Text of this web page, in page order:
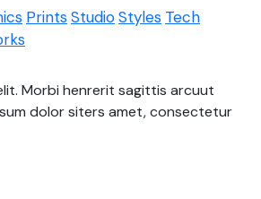
PrintsStudioStyles Tech
Morbi henrerit sagittis arcuut
dolor siters amet, consectetur